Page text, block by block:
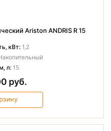
Ariston ANDRIS R 15
кВт:1,2
л:15
руб.